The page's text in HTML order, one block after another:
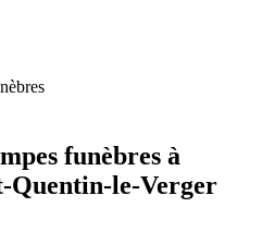
funèbres à
Quentin-le-Verger